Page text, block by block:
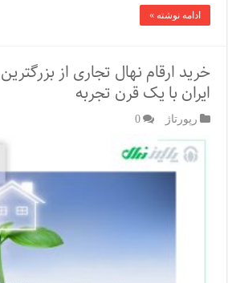
ادامه نوشته »
خرید ارقام نهال تجاری از
ایران با یک قرن تجربه
رپورتاژ‌ 0